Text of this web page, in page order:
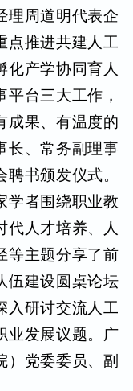
理周道明代表企
点推进共建人工
化产学协同育人
台三大工作，
成果、有温度的
长、常务副理事
书颁发仪式。
学者围绕职业教
代人才培养、人
等主题分享了前
伍建设圆桌论坛
入研讨交流人工
业发展议题。广
）党委委员、副